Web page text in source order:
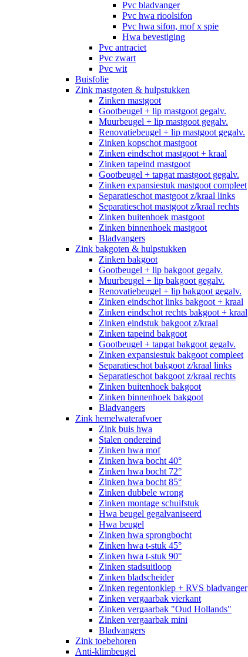
Pvc bladvanger
Pvc hwa rioolsifon
Pvc hwa sifon, mof x spie
Hwa bevestiging
Pvc antraciet
Pvc zwart
Pvc wit
Buisfolie
Zink mastgoten & hulpstukken
Zinken mastgoot
Gootbeugel + lip mastgoot gegalv.
Muurbeugel + lip mastgoot gegalv.
Renovatiebeugel + lip mastgoot gegalv.
Zinken kopschot mastgoot
Zinken eindschot mastgoot + kraal
Zinken tapeind mastgoot
Gootbeugel + tapgat mastgoot gegalv.
Zinken expansiestuk mastgoot compleet
Separatieschot mastgoot z/kraal links
Separatieschot mastgoot z/kraal rechts
Zinken buitenhoek mastgoot
Zinken binnenhoek mastgoot
Bladvangers
Zink bakgoten & hulpstukken
Zinken bakgoot
Gootbeugel + lip bakgoot gegalv.
Muurbeugel + lip bakgoot gegalv.
Renovatiebeugel + lip bakgoot gegalv.
Zinken eindschot links bakgoot + kraal
Zinken eindschot rechts bakgoot + kraal
Zinken eindstuk bakgoot z/kraal
Zinken tapeind bakgoot
Gootbeugel + tapgat bakgoot gegalv.
Zinken expansiestuk bakgoot compleet
Separatieschot bakgoot z/kraal links
Separatieschot bakgoot z/kraal rechts
Zinken buitenhoek bakgoot
Zinken binnenhoek bakgoot
Bladvangers
Zink hemelwaterafvoer
Zink buis hwa
Stalen ondereind
Zinken hwa mof
Zinken hwa bocht 40°
Zinken hwa bocht 72°
Zinken hwa bocht 85°
Zinken dubbele wrong
Zinken montage schuifstuk
Hwa beugel gegalvaniseerd
Hwa beugel
Zinken hwa sprongbocht
Zinken hwa t-stuk 45°
Zinken hwa t-stuk 90°
Zinken stadsuitloop
Zinken bladscheider
Zinken regentonklep + RVS bladvanger
Zinken vergaarbak vierkant
Zinken vergaarbak "Oud Hollands"
Zinken vergaarbak mini
Bladvangers
Zink toebehoren
Anti-klimbeugel